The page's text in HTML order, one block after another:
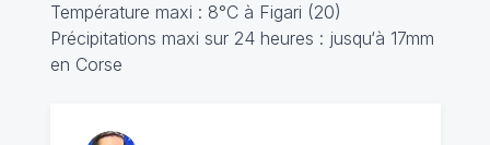
Température maxi : 8°C à Figari (20)
Précipitations maxi sur 24 heures : jusqu‘à 17mm
en Corse